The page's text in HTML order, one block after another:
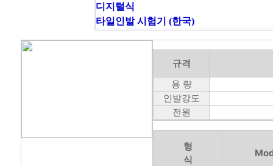
디지털식
타일인발 시험기 (한국)
규격
용 량
인발강도
전원
형
식